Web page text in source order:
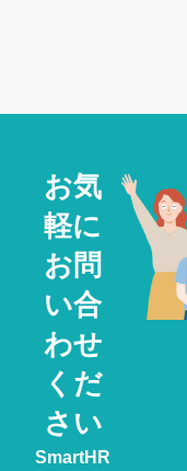
お気
軽に
お問
い合
わせ
くだ
さい
SmartHR